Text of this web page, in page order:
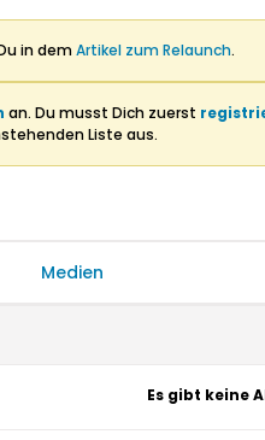
in demArtikel zum Relaunch.
an. Du musst Dich zuerst
Liste aus.
Medien
Es gibt keine